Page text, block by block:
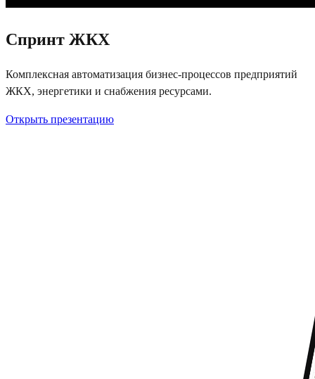
Спринт ЖКХ
Комплексная автоматизация бизнес-процессов предприятий
ЖКХ, энергетики и снабжения ресурсами.
Открыть презентацию